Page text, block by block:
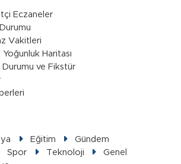
Eczaneler
Vakitleri
Haritası
Durumu ve Fikstür
Eğitim
Gündem
Spor Teknoloji
Genel